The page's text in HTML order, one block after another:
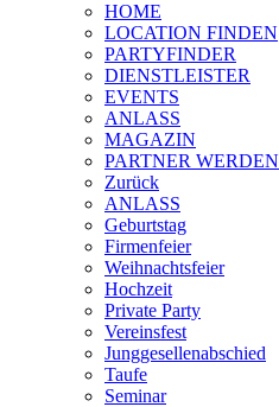
HOME
LOCATION FINDEN
PARTYFINDER
DIENSTLEISTER
EVENTS
ANLASS
MAGAZIN
PARTNER WERDEN
Zurück
ANLASS
Geburtstag
Firmenfeier
Weihnachtsfeier
Hochzeit
Private Party
Vereinsfest
Junggesellenabschied
Taufe
Seminar